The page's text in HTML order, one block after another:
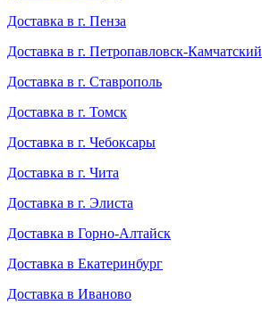
Доставка в г. Пенза
Доставка в г. Петропавловск-Камчатский
Доставка в г. Ставрополь
Доставка в г. Томск
Доставка в г. Чебоксары
Доставка в г. Чита
Доставка в г. Элиста
Доставка в Горно-Алтайск
Доставка в Екатеринбург
Доставка в Иваново